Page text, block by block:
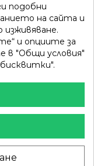
подобни
на сайта и
и опциите за
в "Общи условия"